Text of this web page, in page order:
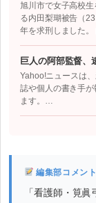
旭川市で女子高校
る内田梨瑚被告（
年を求刑しました
巨人の阿部監督、
Yahoo!ニュースは
誌や個人の書き手
ます。…
編集部コメント
「看護師・筧